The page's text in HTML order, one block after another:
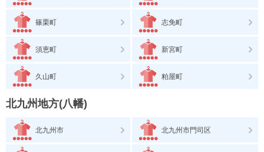
篠栗町 志免町
須恵町 新宮町
久山町 粕屋町
北九州地方(八幡)
北九州市 北九州市門司区